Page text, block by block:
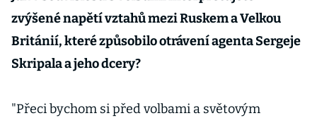
zvýšené napětí vztahů mezi Ruskem a Velkou
Británií, které způsobilo otrávení agenta Sergeje
Skripala a jeho dcery?
"Přeci bychom si před volbami a světovým